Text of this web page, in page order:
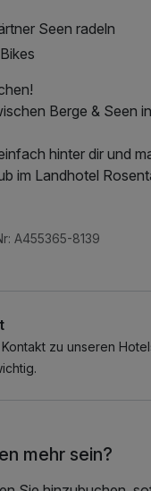
Seen radeln
Berge & Seen
hinter dir und
im Landhotel
leih dir eines von
entlang. Wer es
Karawanken. - Bei
möglich)
Kurzurlaub im
müssen.
A455365-8139
zu unseren
mehr sein?